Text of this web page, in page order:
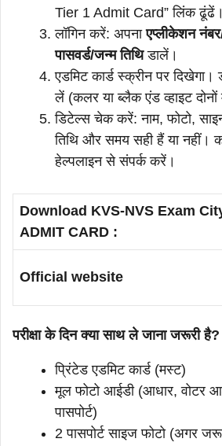
Tier 1 Admit Card” लिंक ढूंढें।
लॉगिन करें: अपनाएप्लीकेशन
पासवर्ड/जन्म तिथिडालें।
एडमिट कार्ड स्क्रीन पर
लें (कलर या ब्लैक एंड व्हाइट दोनों
डिटेल्स चेक करें: नाम, फोटो,
तिथि और समय सही हैं या नहीं।
हेल्पलाइन से संपर्क करें।
Download KVS-NVS Exam
ADMIT CARD :
Official website
परीक्षा के दिन क्या साथ ले जाना जरूरी है?
प्रिंटेड एडमिट कार्ड (मस्ट)
मूल फोटो आईडी (आधार, वोटर
पासपोर्ट)
2 पासपोर्ट साइज फोटो (अगर